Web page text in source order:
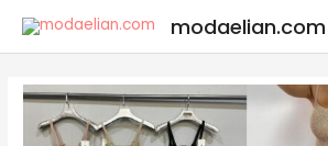
modaelian.com